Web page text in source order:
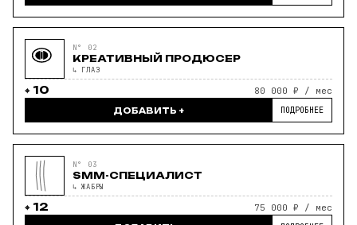
N° 02
КРЕАТИВНЫЙ ПРОДЮСЕР
↳ ГЛАЗ
10 80 000 ₽ / мес
ДОБАВИТЬ + ПОДРОБНЕЕ
N° 03
SMM-СПЕЦИАЛИСТ
↳ ЖАБРЫ
12 75 000 ₽ / мес